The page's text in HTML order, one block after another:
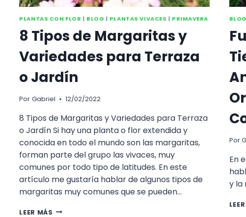
PLANTAS CON FLOR | BLOG | PLANTAS VIVACES | PRIMAVERA
8 Tipos de Margaritas y
Variedades para Terraza
o Jardín
Por Gabriel 12/02/2022
8 Tipos de Margaritas y Variedades para Terraza
o Jardín Si hay una planta o flor extendida y
conocida en todo el mundo son las margaritas,
forman parte del grupo las vivaces, muy
comunes por todo tipo de latitudes. En este
artículo me gustaría hablar de algunos tipos de
margaritas muy comunes que se pueden…
LEER MÁS 8
BLOG
Por
En
y la